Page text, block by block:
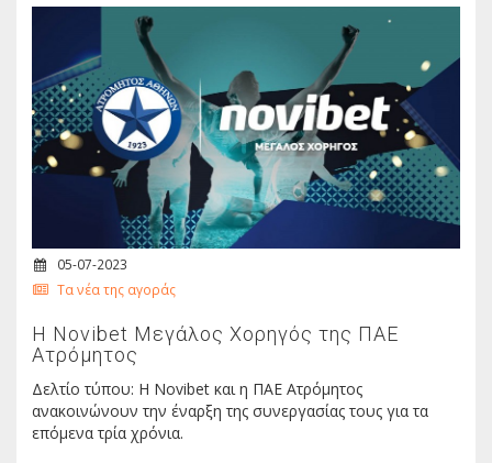
05-07-2023
Τα νέα της αγοράς
Η Novibet Μεγάλος Χορηγός της ΠΑΕ
Ατρόμητος
Δελτίο τύπου: Η Novibet και η ΠΑΕ Ατρόμητος
ανακοινώνουν την έναρξη της συνεργασίας τους για τα
επόμενα τρία χρόνια.